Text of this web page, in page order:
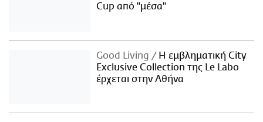
Cup από "μέσα"
Good Living
Η εμβληματική City
Exclusive Collection της Le Labo
έρχεται στην Αθήνα